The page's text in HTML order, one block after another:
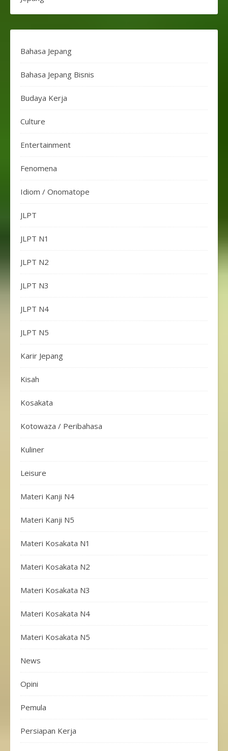
Bahasa Jepang
Bahasa Jepang Bisnis
Budaya Kerja
Culture
Entertainment
Fenomena
Idiom / Onomatope
JLPT
JLPT N1
JLPT N2
JLPT N3
JLPT N4
JLPT N5
Karir Jepang
Kisah
Kosakata
Kotowaza / Peribahasa
Kuliner
Leisure
Materi Kanji N4
Materi Kanji N5
Materi Kosakata N1
Materi Kosakata N2
Materi Kosakata N3
Materi Kosakata N4
Materi Kosakata N5
News
Opini
Pemula
Persiapan Kerja